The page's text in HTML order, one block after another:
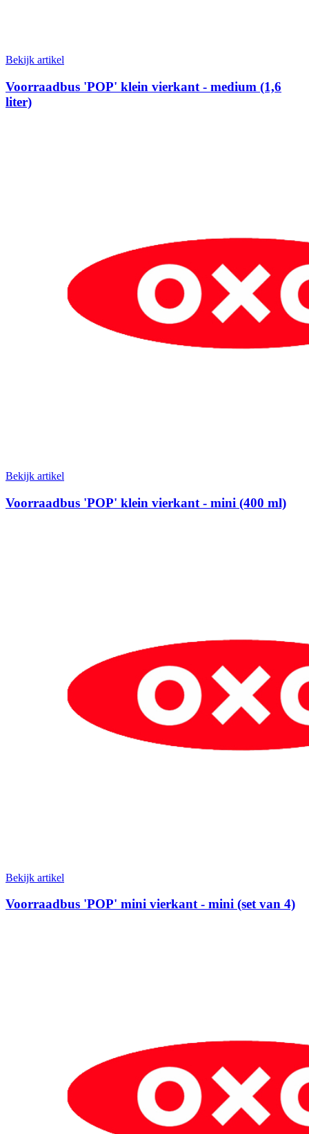
Bekijk artikel
Voorraadbus 'POP' klein vierkant - medium (1,6
liter)
Bekijk artikel
Voorraadbus 'POP' klein vierkant - mini (400 ml)
Bekijk artikel
Voorraadbus 'POP' mini vierkant - mini (set van 4)